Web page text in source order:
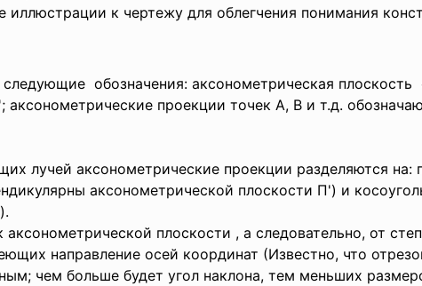
иллюстрации к чертежу для облегчения понимания
обозначения: аксонометрическая плоскость
проекции точек A, В и т.д.
лучей аксонометрические проекции разделяются на:
аксонометрической плоскости П') и
плоскости , а следовательно, от
направление осей координат (Известно, что
чем больше будет угол наклона, тем меньших